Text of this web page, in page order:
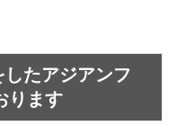
たアジアンフ
ります